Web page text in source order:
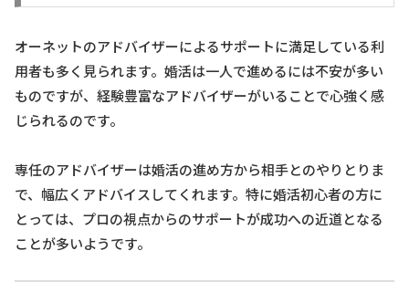
オーネットのアドバイザーによるサポートに満足している利
用者も多く見られます。婚活は一人で進めるには不安が多い
ものですが、経験豊富なアドバイザーがいることで心強く感
じられるのです。
専任のアドバイザーは婚活の進め方から相手とのやりとりま
で、幅広くアドバイスしてくれます。特に婚活初心者の方に
とっては、プロの視点からのサポートが成功への近道となる
ことが多いようです。